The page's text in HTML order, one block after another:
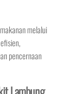
melalui
pencernaan